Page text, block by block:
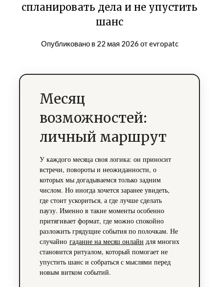
спланировать дела и не упустить
шанс
Опубликовано в 22 мая 2026 отevropatc
Месяц
возможностей:
личный маршрут
У каждого месяца своя логика: он приносит
встречи, повороты и неожиданности, о
которых мы догадываемся только задним
числом. Но иногда хочется заранее увидеть,
где стоит ускориться, а где лучше сделать
паузу. Именно в такие моменты особенно
притягивает формат, где можно спокойно
разложить грядущие события по полочкам. Не
случайно гадание на месяц онлайн для многих
становится ритуалом, который помогает не
упустить шанс и собраться с мыслями перед
новым витком событий.